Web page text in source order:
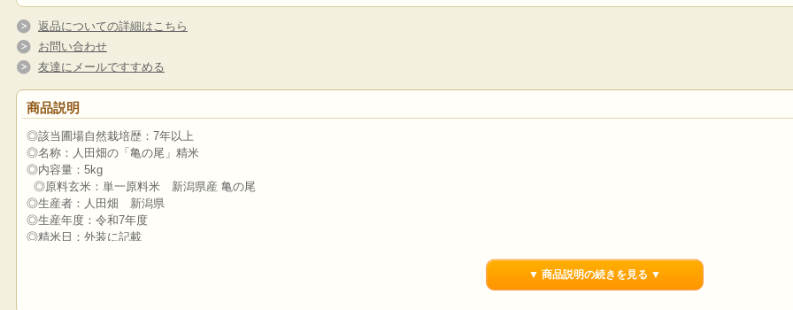
返品についての詳細はこちら
お問い合わせ
友達にメールですすめる
商品説明
◎該当圃場自然栽培歴：7年以上
◎名称：人田畑の「亀の尾」精米
◎内容量：5kg
◎原料玄米：単一原料米 新潟県産 亀の尾
◎生産者：人田畑 新潟県
◎生産年度：令和7年度
◎精米日：外装に記載
▼ 商品説明の続きを見る ▼